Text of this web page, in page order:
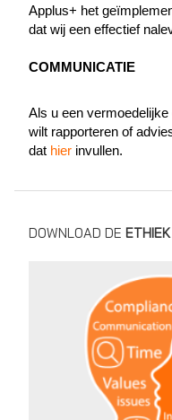
Applus+ het
dat wij een effectief
COMMUNICATIE
Als u een
wilt rapporteren of
dat hier invullen.
DOWNLOAD DE